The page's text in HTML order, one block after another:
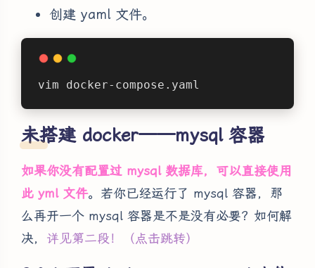
创建 yaml 文件。
vim docker-compose.yaml
未搭建 docker——mysql 容器
如果你没有配置过 mysql 数据库，可以直接使用
此 yml 文件。若你已经运行了 mysql 容器，那
么再开一个 mysql 容器是不是没有必要？如何解
决， 详见第二段！（点击跳转）